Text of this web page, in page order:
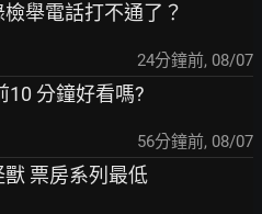
舉電話打不通了？
24分鐘前, 08/07
10 分鐘好看嗎?
56分鐘前, 08/07
票房系列最低